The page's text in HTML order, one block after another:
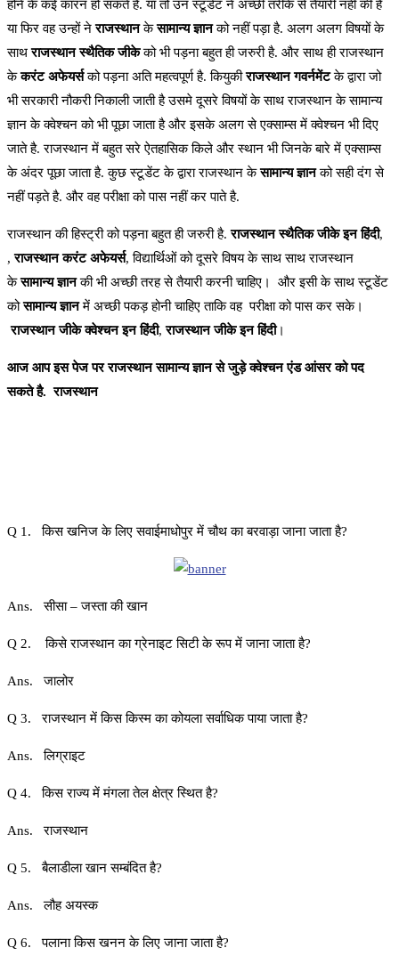
होने के कई कारन हो सकते है. या तो उन स्टूडेंट ने अच्छी तरीके से तैयारी नहीं की है
या फिर वह उन्हों नेराजस्थानकेसामान्यज्ञानको नहीं पड़ा है. अलग अलग विषयों के
साथराजस्थानस्थैतिकजीकेको भी पड़ना बहुत ही जरुरी है. और साथ ही राजस्थान
केकरंटअफेयर्सको पड़ना अति महत्वपूर्ण है. कियुकीराजस्थानगवर्नमेंटके द्वारा जो
भी सरकारी नौकरी निकाली जाती है उसमे दूसरे विषयों के साथ राजस्थान के सामान्य
ज्ञान के क्वेश्चन को भी पूछा जाता है और इसके अलग से एक्साम्स में क्वेश्चन भी दिए
जाते है. राजस्थान में बहुत सरे ऐतहासिक किले और स्थान भी जिनके बारे में एक्साम्स
के अंदर पूछा जाता है. कुछ स्टूडेंट के द्वारा राजस्थान केसामान्यज्ञानको सही दंग से
नहीं पड़ते है. और वह परीक्षा को पास नहीं कर पाते है.
राजस्थान की हिस्ट्री को पड़ना बहुत ही जरुरी है.राजस्थानस्थैतिकजीकेइनहिंदी,
,राजस्थानकरंटअफेयर्स, विद्यार्थिओं को दूसरे विषय के साथ साथ राजस्थान
केसामान्यज्ञानकी भी अच्छी तरह से तैयारी करनी चाहिए। और इसी के साथ स्टूडेंट
कोसामान्यज्ञानमें अच्छी पकड़ होनी चाहिए ताकि वह परीक्षा को पास कर सके।
राजस्थानजीकेक्वेश्चनइनहिंदी,राजस्थानजीकेइनहिंदी।
आज आप इस पेज पर राजस्थान सामान्य ज्ञान से जुड़े क्वेश्चन एंड आंसर को पद
सकते है. राजस्थान
Q 1. किस खनिज के लिए सवाईमाधोपुर में चौथ का बरवाड़ा जाना जाता है?
Ans. सीसा – जस्ता की खान
Q 2. किसे राजस्थान का ग्रेनाइट सिटी के रूप में जाना जाता है?
Ans. जालोर
Q 3. राजस्थान में किस किस्म का कोयला सर्वाधिक पाया जाता है?
Ans. लिग्राइट
Q 4. किस राज्य में मंगला तेल क्षेत्र स्थित है?
Ans. राजस्थान
Q 5. बैलाडीला खान सम्बंदित है?
Ans. लौह अयस्क
Q 6. पलाना किस खनन के लिए जाना जाता है?